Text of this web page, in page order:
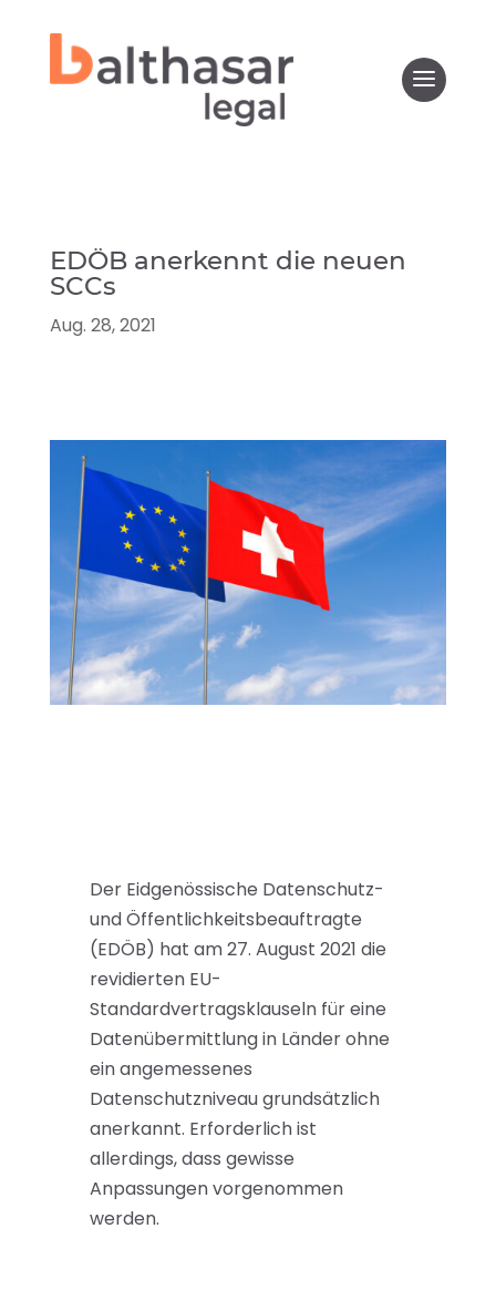
EDÖB anerkennt die neuen
SCCs
Aug. 28, 2021
Der Eidgenössische Datenschutz-
und Öffentlichkeitsbeauftragte
(EDÖB) hat am 27. August 2021 die
revidierten EU-
Standardvertragsklauseln für eine
Datenübermittlung in Länder ohne
ein angemessenes
Datenschutzniveau grundsätzlich
anerkannt. Erforderlich ist
allerdings, dass gewisse
Anpassungen vorgenommen
werden.